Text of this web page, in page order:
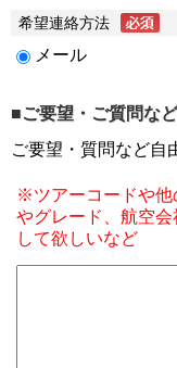
希望連絡方法
メール
■ご要望・ご質問など
ご要望・質問など自
※ツアーコードや他
やグレード、航空
して欲しいなど